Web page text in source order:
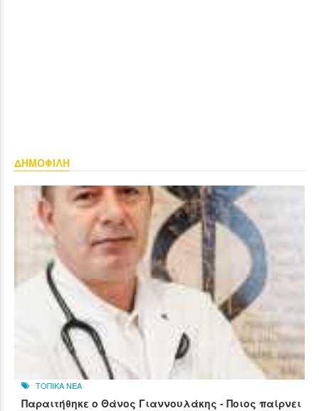
ΔΗΜΟΦΙΛΗ
ΤΟΠΙΚΑ ΝΕΑ
Παραιτήθηκε ο Θάνος Γιαννουλάκης - Ποιος παίρνει